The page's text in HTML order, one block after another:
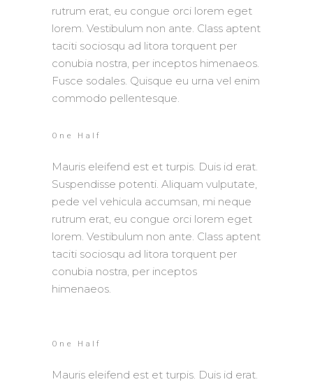
rutrum erat, eu congue orci lorem eget
lorem. Vestibulum non ante. Class aptent
taciti sociosqu ad litora torquent per
conubia nostra, per inceptos himenaeos.
Fusce sodales. Quisque eu urna vel enim
commodo pellentesque.
One Half
Mauris eleifend est et turpis. Duis id erat.
Suspendisse potenti. Aliquam vulputate,
pede vel vehicula accumsan, mi neque
rutrum erat, eu congue orci lorem eget
lorem. Vestibulum non ante. Class aptent
taciti sociosqu ad litora torquent per
conubia nostra, per inceptos
himenaeos.
One Half
Mauris eleifend est et turpis. Duis id erat.